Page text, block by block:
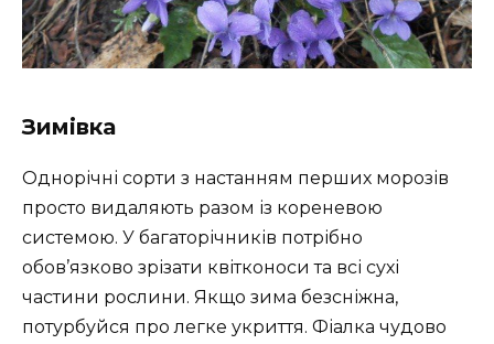
Зимівка
Однорічні сорти з настанням перших морозів
просто видаляють разом із кореневою
системою. У багаторічників потрібно
обов’язково зрізати квітконоси та всі сухі
частини рослини. Якщо зима безсніжна,
потурбуйся про легке укриття. Фіалка чудово